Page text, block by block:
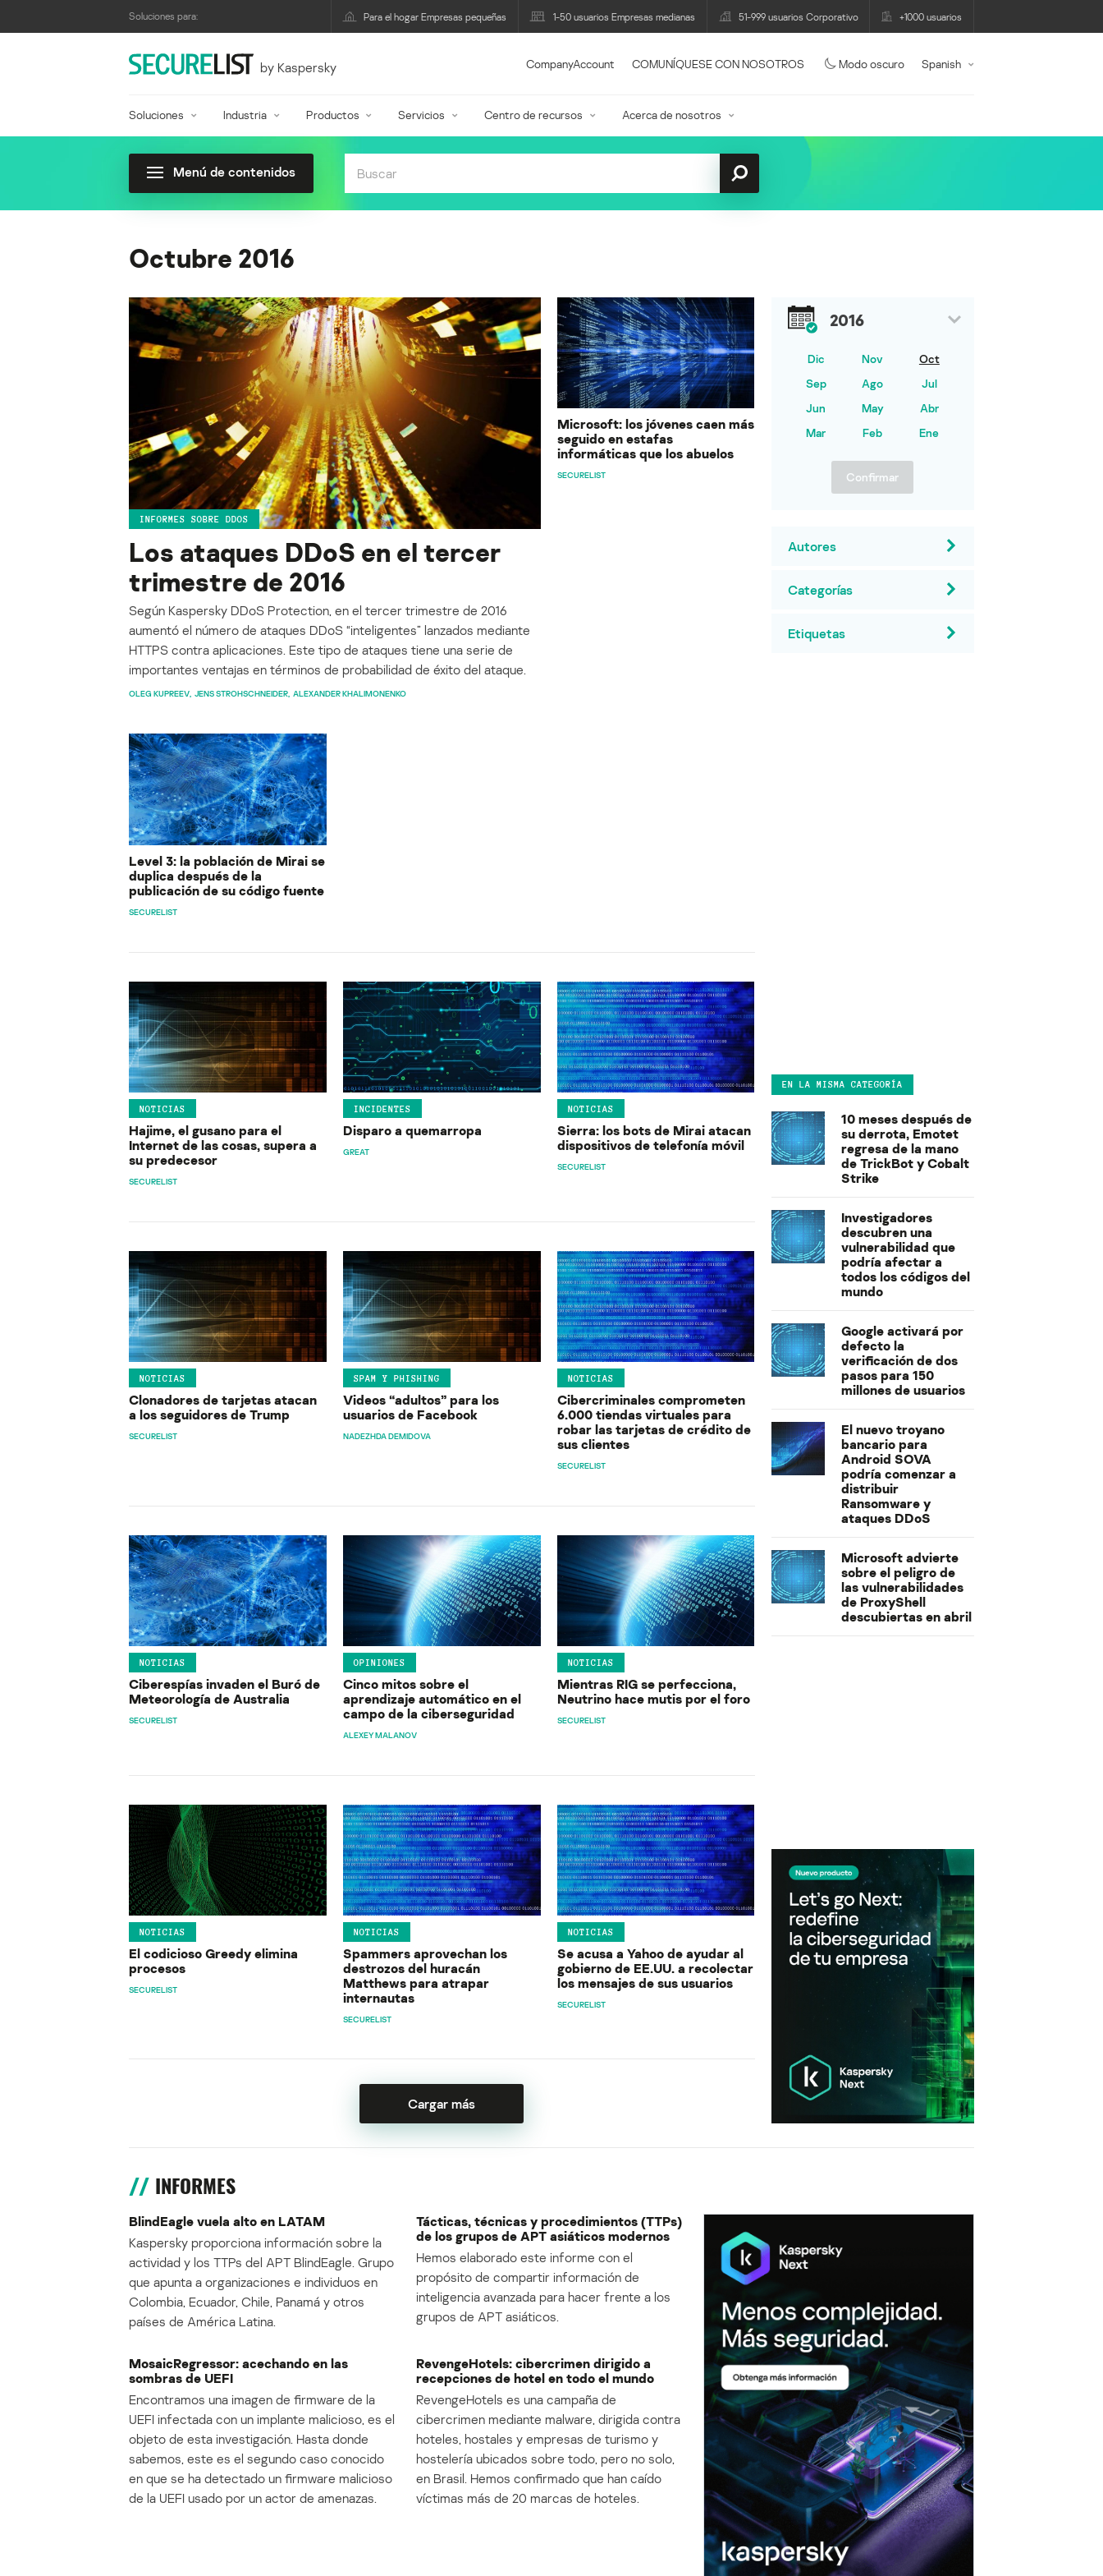
Soluciones para: Para el hogar Empresas pequeñas 1-50 usuarios Empresas medianas 51-999 usuarios Corporativo +1000 usuarios
by Kaspersky CompanyAccount COMUNÍQUESE CON NOSOTROS Modo oscuro Spanish
Soluciones Industria Productos Servicios Centro de recursos Acerca de nosotros
Menú de contenidos
Octubre 2016
INFORMES SOBRE DDOS
Los ataques DDoS en el tercer
trimestre de 2016
Según Kaspersky DDoS Protection, en el tercer trimestre de 2016
aumentó el número de ataques DDoS “inteligentes” lanzados mediante
HTTPS contra aplicaciones. Este tipo de ataques tiene una serie de
importantes ventajas en términos de probabilidad de éxito del ataque.
OLEG KUPREEV JENS STROHSCHNEIDER ALEXANDER KHALIMONENKO
Microsoft: los jóvenes caen más
seguido en estafas
informáticas que los abuelos
SECURELIST
Level 3: la población de Mirai se
duplica después de la
publicación de su código fuente
SECURELIST
NOTICIAS
Hajime, el gusano para el
Internet de las cosas, supera a
su predecesor
SECURELIST
INCIDENTES
Disparo a quemarropa
GREAT
NOTICIAS
Sierra: los bots de Mirai atacan
dispositivos de telefonía móvil
SECURELIST
NOTICIAS
Clonadores de tarjetas atacan
a los seguidores de Trump
SECURELIST
SPAM Y PHISHING
Videos “adultos” para los
usuarios de Facebook
NADEZHDA DEMIDOVA
NOTICIAS
Cibercriminales comprometen
6.000 tiendas virtuales para
robar las tarjetas de crédito de
sus clientes
SECURELIST
NOTICIAS
Ciberespías invaden el Buró de
Meteorología de Australia
SECURELIST
OPINIONES
Cinco mitos sobre el
aprendizaje automático en el
campo de la ciberseguridad
ALEXEY MALANOV
NOTICIAS
Mientras RIG se perfecciona,
Neutrino hace mutis por el foro
SECURELIST
NOTICIAS
El codicioso Greedy elimina
procesos
SECURELIST
NOTICIAS
Spammers aprovechan los
destrozos del huracán
Matthews para atrapar
internautas
SECURELIST
NOTICIAS
Se acusa a Yahoo de ayudar al
gobierno de EE.UU. a recolectar
los mensajes de sus usuarios
SECURELIST
Cargar más
2016
Dic Nov
Oct
Sep
Ago
Jul
Jun
May
Abr
Mar
Feb Ene
Confirmar
Autores
Categorías
Etiquetas
EN LA MISMA CATEGORÍA
10 meses después de
su derrota, Emotet
regresa de la mano
de TrickBot y Cobalt
Strike
Investigadores
descubren una
vulnerabilidad que
podría afectar a
todos los códigos del
mundo
Google activará por
defecto la
verificación de dos
pasos para 150
millones de usuarios
El nuevo troyano
bancario para
Android SOVA
podría comenzar a
distribuir
Ransomware y
ataques DDoS
Microsoft advierte
sobre el peligro de
las vulnerabilidades
de ProxyShell
descubiertas en abril
INFORMES
BlindEagle vuela alto en LATAM
Kaspersky proporciona información sobre la
actividad y los TTPs del APT BlindEagle. Grupo
que apunta a organizaciones e individuos en
Colombia, Ecuador, Chile, Panamá y otros
países de América Latina.
Tácticas, técnicas y procedimientos (TTPs)
de los grupos de APT asiáticos modernos
Hemos elaborado este informe con el
propósito de compartir información de
inteligencia avanzada para hacer frente a los
grupos de APT asiáticos.
MosaicRegressor: acechando en las
sombras de UEFI
Encontramos una imagen de firmware de la
UEFI infectada con un implante malicioso, es el
objeto de esta investigación. Hasta donde
sabemos, este es el segundo caso conocido
en que se ha detectado un firmware malicioso
de la UEFI usado por un actor de amenazas.
RevengeHotels: cibercrimen dirigido a
recepciones de hotel en todo el mundo
RevengeHotels es una campaña de
cibercrimen mediante malware, dirigida contra
hoteles, hostales y empresas de turismo y
hostelería ubicados sobre todo, pero no solo,
en Brasil. Hemos confirmado que han caído
víctimas más de 20 marcas de hoteles.